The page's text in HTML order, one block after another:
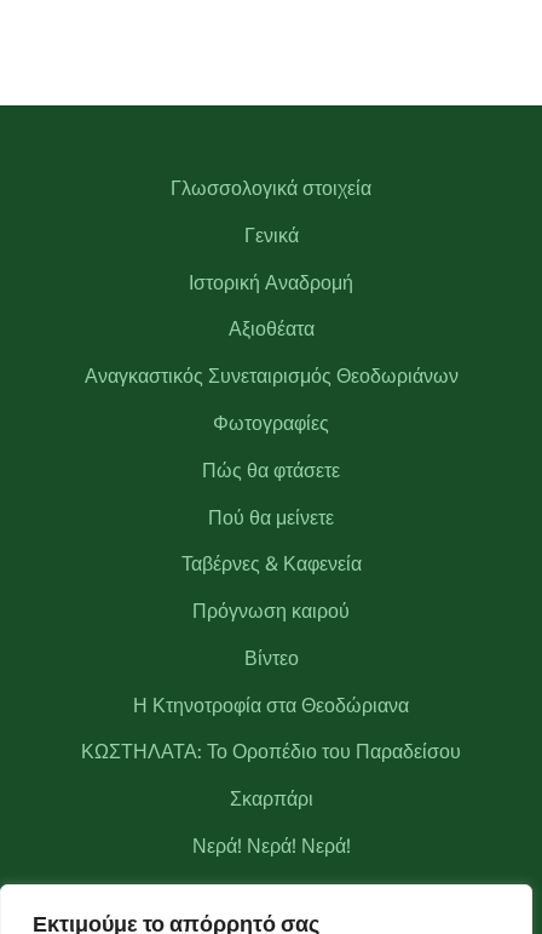
Εκτιμούμε το απόρρητό σας
Γλωσσολογικά στοιχεία
Γενικά
Ιστορική Αναδρομή
Αξιοθέατα
Αναγκαστικός Συνεταιρισμός Θεοδωριάνων
Φωτογραφίες
Πώς θα φτάσετε
Πού θα μείνετε
Ταβέρνες & Καφενεία
Πρόγνωση καιρού
Βίντεο
Η Κτηνοτροφία στα Θεοδώριανα
ΚΩΣΤΗΛΑΤΑ: Το Οροπέδιο του Παραδείσου
Σκαρπάρι
Νερά! Νερά! Νερά!